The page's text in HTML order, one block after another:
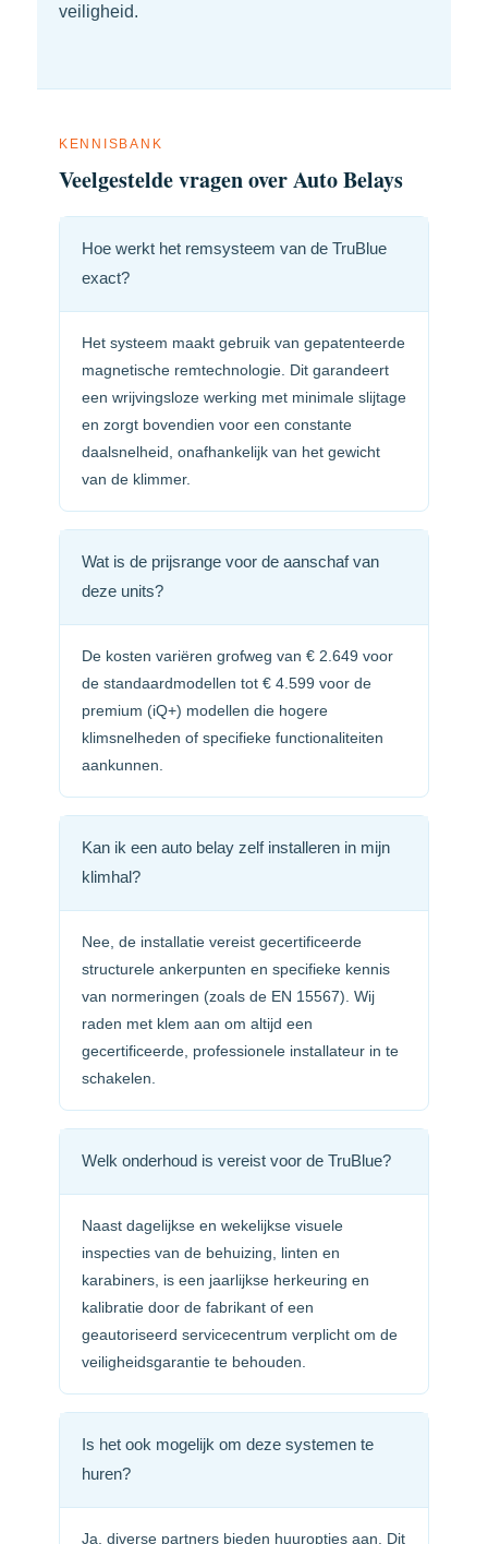
veiligheid.
KENNISBANK
Veelgestelde vragen over Auto Belays
Hoe werkt het remsysteem van de TruBlue
exact?
Het systeem maakt gebruik van gepatenteerde
magnetische remtechnologie. Dit garandeert
een wrijvingsloze werking met minimale slijtage
en zorgt bovendien voor een constante
daalsnelheid, onafhankelijk van het gewicht
van de klimmer.
Wat is de prijsrange voor de aanschaf van
deze units?
De kosten variëren grofweg van € 2.649 voor
de standaardmodellen tot € 4.599 voor de
premium (iQ+) modellen die hogere
klimsnelheden of specifieke functionaliteiten
aankunnen.
Kan ik een auto belay zelf installeren in mijn
klimhal?
Nee, de installatie vereist gecertificeerde
structurele ankerpunten en specifieke kennis
van normeringen (zoals de EN 15567). Wij
raden met klem aan om altijd een
gecertificeerde, professionele installateur in te
schakelen.
Welk onderhoud is vereist voor de TruBlue?
Naast dagelijkse en wekelijkse visuele
inspecties van de behuizing, linten en
karabiners, is een jaarlijkse herkeuring en
kalibratie door de fabrikant of een
geautoriseerd servicecentrum verplicht om de
veiligheidsgarantie te behouden.
Is het ook mogelijk om deze systemen te
huren?
Ja, diverse partners bieden huuropties aan. Dit